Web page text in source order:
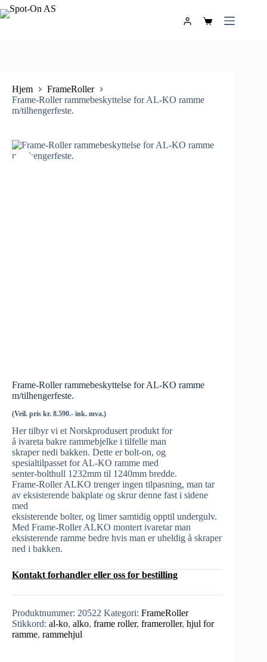
Hjem
FrameRoller
Frame-Roller rammebeskyttelse for AL-KO ramme
m/tilhengerfeste.
Frame-Roller rammebeskyttelse for AL-KO ramme
m/tilhengerfeste.
(Veil. pris kr. 8.590.- ink. mva.)
Her tilbyr vi et Norskprodusert produkt for
å ivareta bakre rammebjelke i tilfelle man
skraper nedi bakken. Dette er bolt-on, og
spesialtilpasset for AL-KO ramme med
senter-bolthull 1232mm til 1240mm bredde.
Frame-Roller ALKO trenger ingen tilpasning, man tar
av eksisterende bakplate og skrur denne fast i sidene
med
eksisterende bolter, og limer samtidig opptil undergulv.
Med Frame-Roller ALKO montert ivaretar man
eksisterende ramme bedre hvis man er uheldig å skraper
ned i bakken.
Kontakt forhandler eller oss for bestilling
Produktnummer: 20522 Kategori: FrameRoller
Stikkord: al-ko, alko, frame roller, frameroller, hjul for
ramme, rammehjul